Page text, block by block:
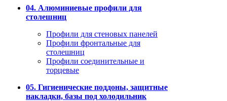
04. Алюминиевые профили для
столешниц
Профили для стеновых панелей
Профили фронтальные для
столешниц
Профили соединительные и
торцевые
05. Гигиенические поддоны, защитные
накладки, базы под холодильник